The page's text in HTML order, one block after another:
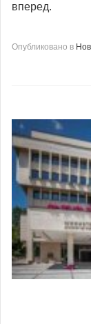
вперед.
Опубликовано в